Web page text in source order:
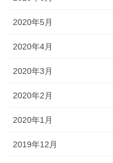
2020年5月
2020年4月
2020年3月
2020年2月
2020年1月
2019年12月